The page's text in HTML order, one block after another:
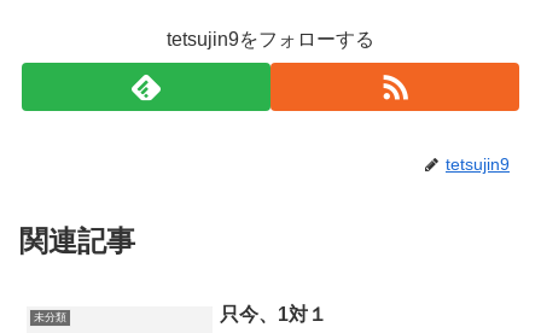
tetsujin9をフォローする
tetsujin9
関連記事
未分類 只今、1対１